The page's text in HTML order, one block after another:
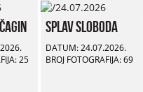
25
Splav Sloboda
DATUM: 24.07.2026.
BROJ FOTOGRAFIJA: 69